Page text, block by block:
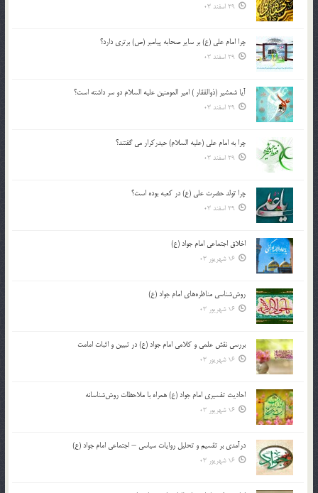
29 اسفند 03
چرا امام علی (ع) بر سایر صحابه پیامبر (ص) برتری دارد؟
29 اسفند 03
آیا شمشیر (ذوالفقار ) امیر المومنین علیه السلام دو سر داشته است؟
29 اسفند 03
چرا به امام علی (علیه السلام) حیدرکرار می گفتند؟
29 اسفند 03
چرا تولد حضرت علی (ع) در کعبه بوده است؟
29 اسفند 03
اخلاق اجتماعی امام جواد (ع)
16 شهریور 03
روش‌شناسی مناظره‌های امام جواد (ع)
16 شهریور 03
بررسی نقش علمی و کلامی امام جواد (ع) در تبیین و اثبات امامت
16 شهریور 03
احادیث تفسیری امام جواد (ع) همراه با ملاحظات روش‌شناسانه
16 شهریور 03
درآمدی بر تقسیم و تحلیل روایات سیاسی – اجتماعی امام جواد (ع)
16 شهریور 03